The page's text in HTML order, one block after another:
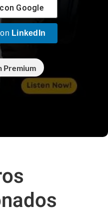
Google
LinkedIn
Premium